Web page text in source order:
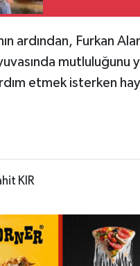
ardından, Furkan
mutluluğunu
etmek isterken
KIR